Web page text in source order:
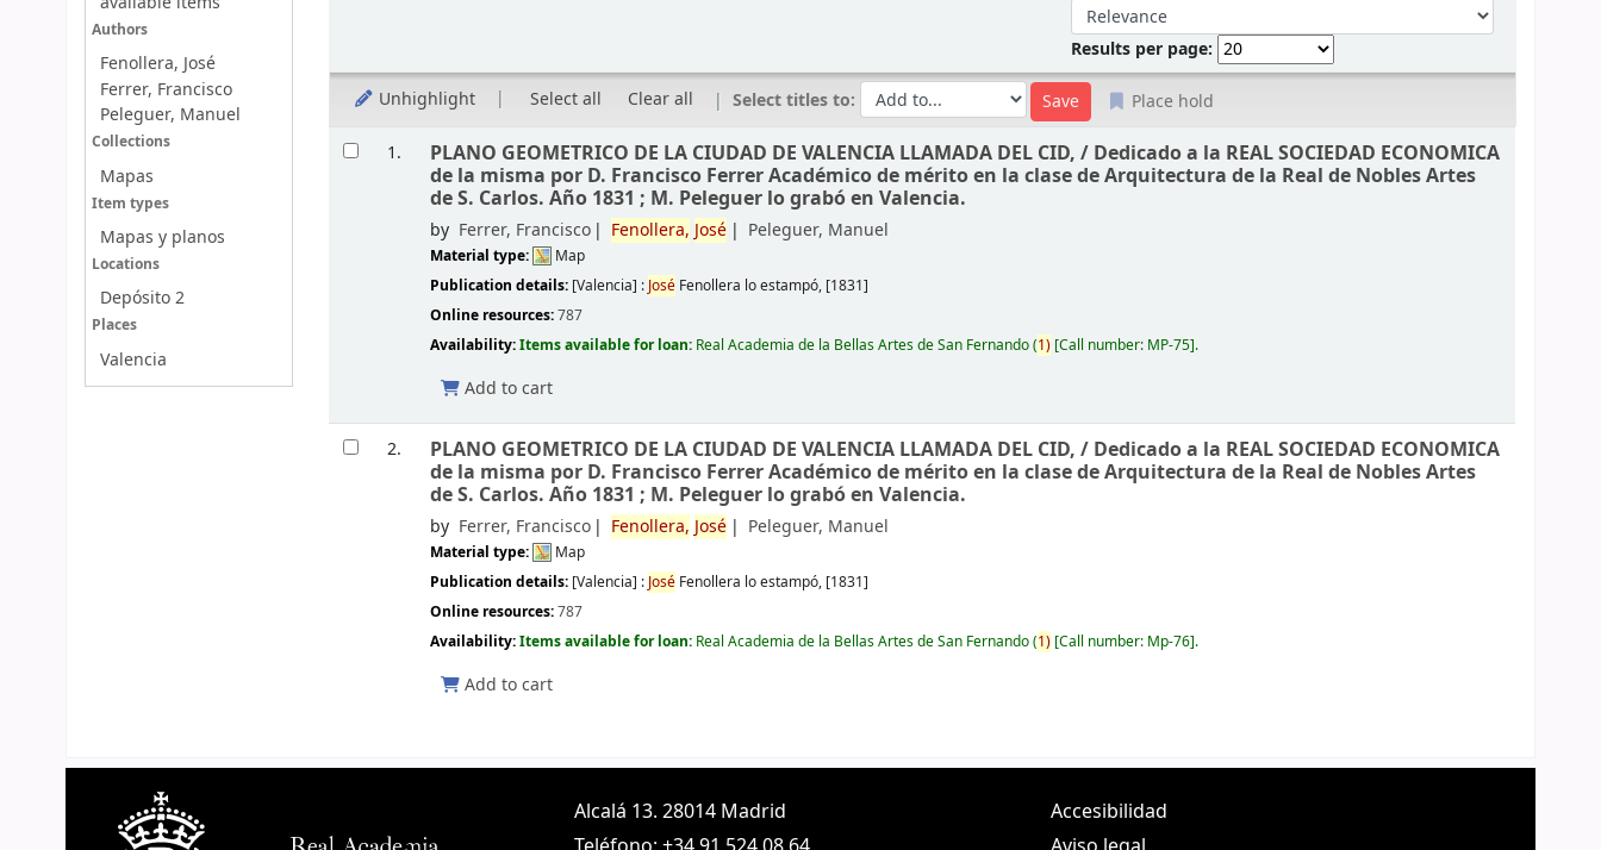
Authors
Fenollera, José
Ferrer, Francisco
Peleguer, Manuel
Collections
Mapas
Item types
Mapas y planos
Locations
Depósito 2
Places
Valencia
Sort by:
Results per page:
Unhighlight Select all Clear all Select titles to: Place hold
Results
1. PLANO GEOMETRICO DE LA CIUDAD DE VALENCIA LLAMADA DEL CID, / Dedicado a la REAL SOCIEDAD ECONOMICA
de la misma por D. Francisco Ferrer Académico de mérito en la clase de Arquitectura de la Real de Nobles Artes
de S. Carlos. Año 1831 ; M. Peleguer lo grabó en Valencia.
by Ferrer, Francisco Fenollera, José Peleguer, Manuel
Material type:
Map
Publication details: [Valencia] : José Fenollera lo estampó, [1831]
Online resources:787
Availability:Items available for loan: Real Academia de la Bellas Artes de San Fernando(1) Call number: MP-75 .
Add to cart
2. PLANO GEOMETRICO DE LA CIUDAD DE VALENCIA LLAMADA DEL CID, / Dedicado a la REAL SOCIEDAD ECONOMICA
de la misma por D. Francisco Ferrer Académico de mérito en la clase de Arquitectura de la Real de Nobles Artes
de S. Carlos. Año 1831 ; M. Peleguer lo grabó en Valencia.
by Ferrer, Francisco Fenollera, José Peleguer, Manuel
Material type:
Map
Publication details: [Valencia] : José Fenollera lo estampó, [1831]
Online resources:787
Availability:Items available for loan: Real Academia de la Bellas Artes de San Fernando(1) Call number: Mp-76 .
Add to cart
Alcalá 13. 28014 Madrid
Accesibilidad